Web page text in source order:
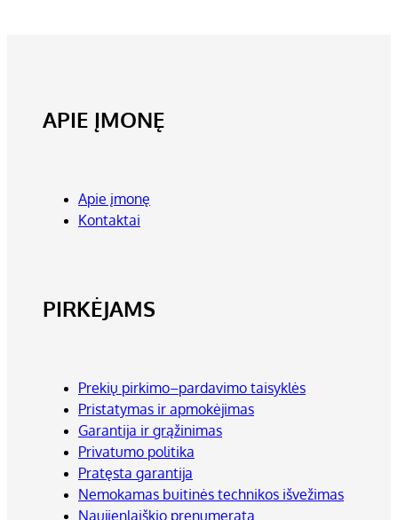
APIE ĮMONĘ
Apie įmonę
Kontaktai
PIRKĖJAMS
Prekių pirkimo–pardavimo taisyklės
Pristatymas ir apmokėjimas
Garantija ir grąžinimas
Privatumo politika
Pratęsta garantija
Nemokamas buitinės technikos išvežimas
Naujienlaiškio prenumerata